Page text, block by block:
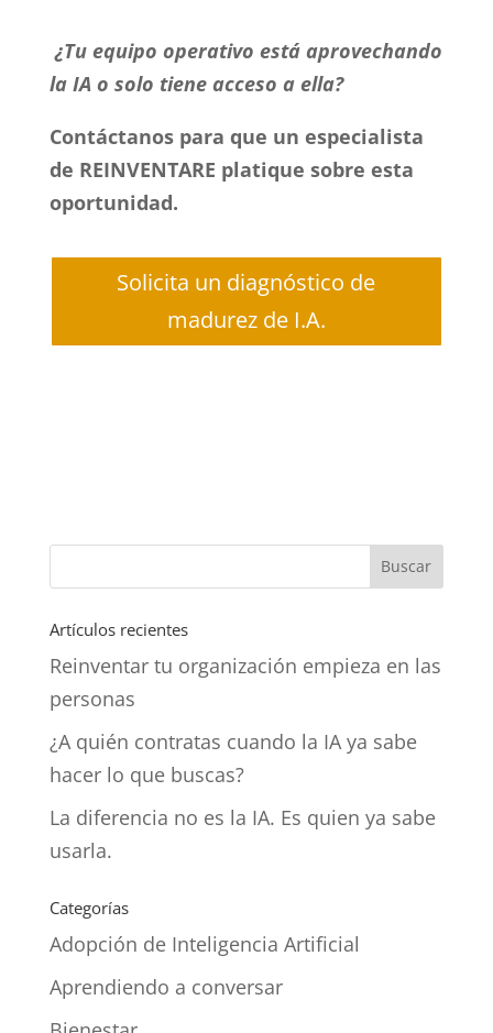
¿Tu equipo operativo está aprovechando
la IA o solo tiene acceso a ella?
Contáctanos para que un especialista
de REINVENTARE platique sobre esta
oportunidad.
Solicita un diagnóstico de
madurez de I.A.
Artículos recientes
Reinventar tu organización empieza en las
personas
¿A quién contratas cuando la IA ya sabe
hacer lo que buscas?
La diferencia no es la IA. Es quien ya sabe
usarla.
Categorías
Adopción de Inteligencia Artificial
Aprendiendo a conversar